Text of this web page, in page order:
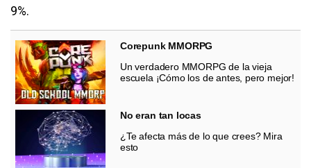
9%.
Corepunk MMORPG
Un verdadero MMORPG de la vieja
escuela ¡Cómo los de antes, pero mejor!
No eran tan locas
¿Te afecta más de lo que crees? Mira
esto